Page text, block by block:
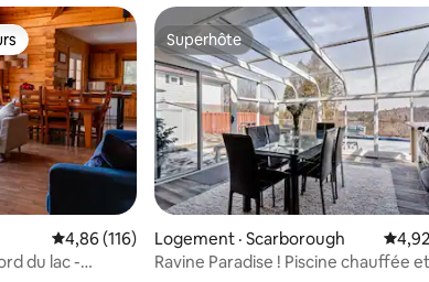
Note moyenne de 4,86 sur 5, 116 commentaires
4,86 (116)
du lac -
Superhôte
Superhôte
Logement · Scarborough Note
Ravine Paradise ! Piscine chauffée et